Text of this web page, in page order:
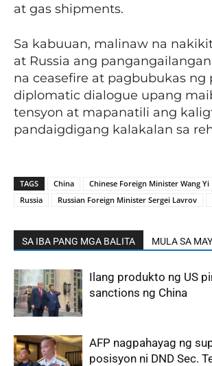
at gas shipments.
Sa kabuuan, malinaw na
at Russia ang
na ceasefire at pagbubukas ng
diplomatic dialogue upang
tensyon at mapanatili ang
pandaigdigang kalakalan sa
TAGS China Chinese Foreign Minister Wang Yi
Russia
Russian Foreign Minister Sergei Lavrov
SA IBA PANG MGA BALITA MULA SA
Ilang produkto ng US
sanctions ng China
AFP nagpahayag ng
posisyon ni DND Sec.